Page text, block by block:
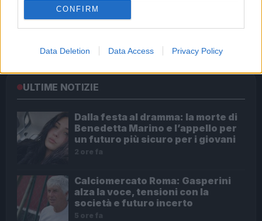
CONFIRM
Data Deletion Data Access Privacy Policy
ULTIME NOTIZIE
Dalla festa al dramma: la morte di
Benedetta Marino e l’appello per
un futuro più sicuro per i giovani
2 ore fa
Calciomercato Roma: Gasperini
alza la voce, tensioni con la
società e futuro incerto
5 ore fa